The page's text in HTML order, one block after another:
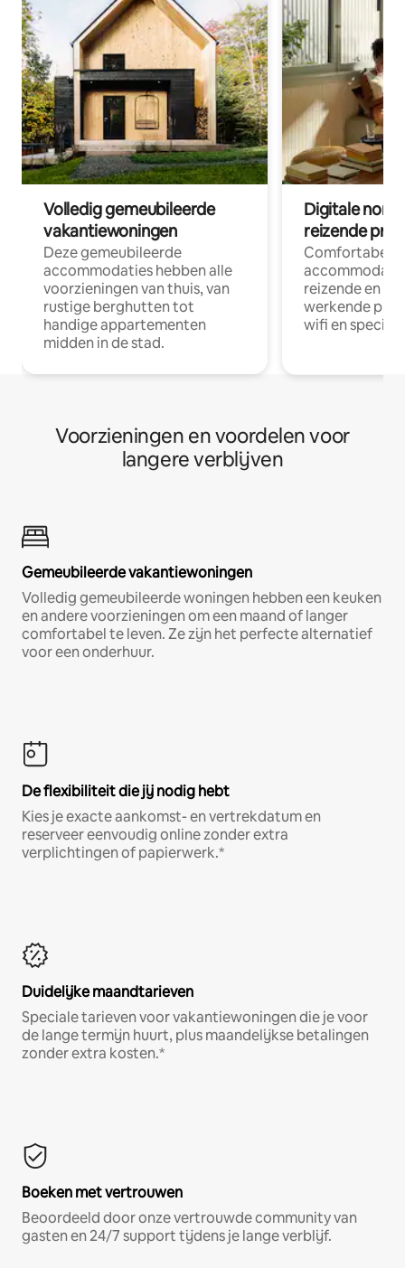
Volledig gemeubileerde
vakantiewoningen
Deze gemeubileerde
accommodaties hebben alle
voorzieningen van thuis, van
rustige berghutten tot
handige appartementen
midden in de stad.
Digitale
reizende
Comfortabele
reizende en
werkende
wifi en
Voorzieningen en voordelen voor
langere verblijven
Gemeubileerde vakantiewoningen
Volledig gemeubileerde woningen hebben een keuken
en andere voorzieningen om een maand of langer
comfortabel te leven. Ze zijn het perfecte alternatief
voor een onderhuur.
De flexibiliteit die jij nodig hebt
Kies je exacte aankomst- en vertrekdatum en
reserveer eenvoudig online zonder extra
verplichtingen of papierwerk.*
Duidelijke maandtarieven
Speciale tarieven voor vakantiewoningen die je voor
de lange termijn huurt, plus maandelijkse betalingen
zonder extra kosten.*
Boeken met vertrouwen
Beoordeeld door onze vertrouwde community van
gasten en 24/7 support tijdens je lange verblijf.